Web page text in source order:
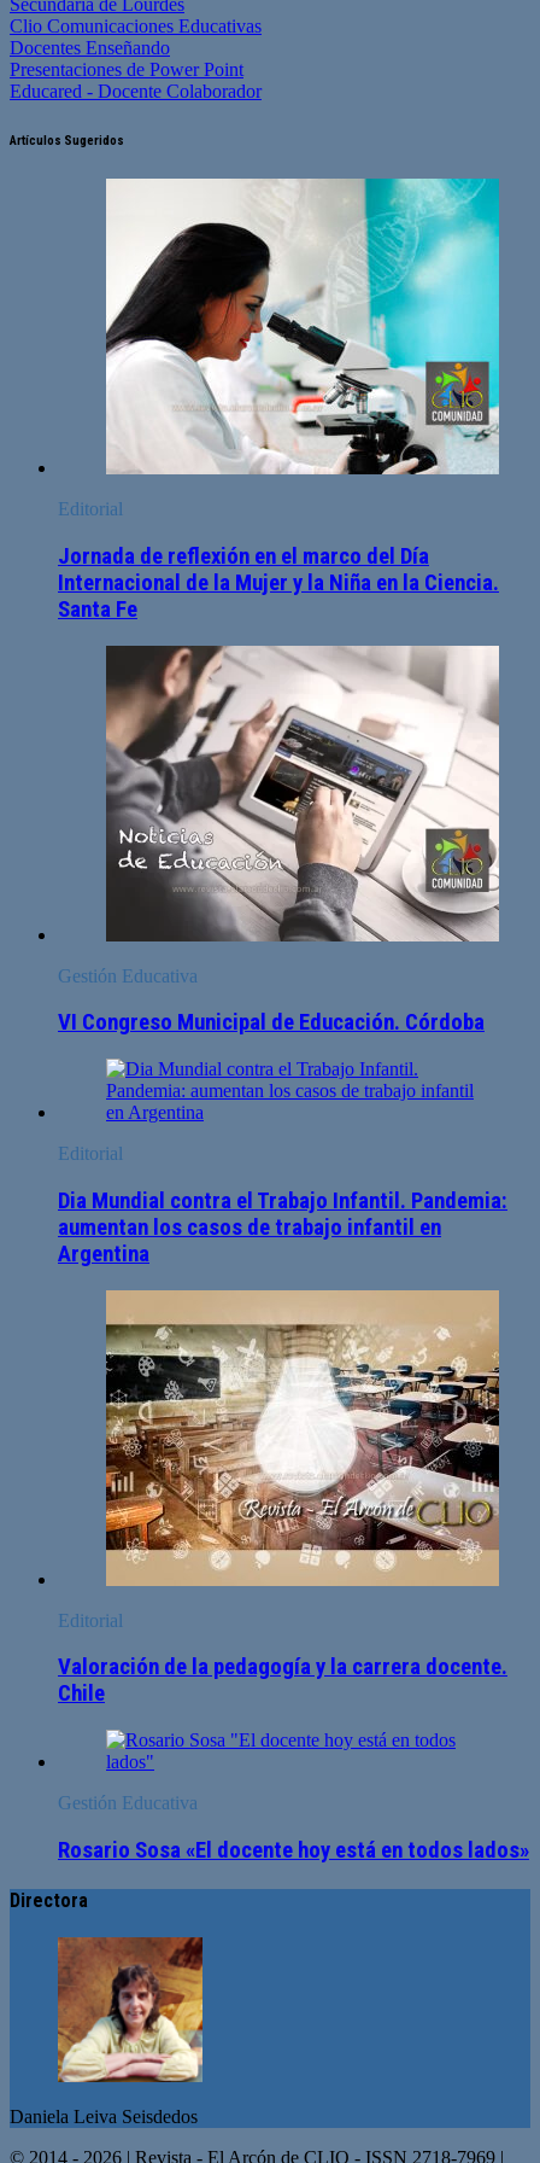
Secundaria de Lourdes
Clio Comunicaciones Educativas
Docentes Enseñando
Presentaciones de Power Point
Educared - Docente Colaborador
Artículos Sugeridos
Editorial
Jornada de reflexión en el marco del Día
Internacional de la Mujer y la Niña en la Ciencia.
Santa Fe
Gestión Educativa
VI Congreso Municipal de Educación. Córdoba
Editorial
Dia Mundial contra el Trabajo Infantil. Pandemia:
aumentan los casos de trabajo infantil en
Argentina
Editorial
Valoración de la pedagogía y la carrera docente.
Chile
Gestión Educativa
Rosario Sosa «El docente hoy está en todos lados»
Directora
Daniela Leiva Seisdedos
© 2014 - 2026 | Revista - El Arcón de CLIO - ISSN 2718-7969 |